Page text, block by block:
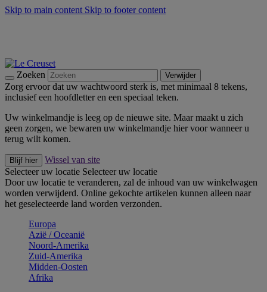
Skip to main content Skip to footer content
Zoeken Verwijder
Zorg ervoor dat uw wachtwoord sterk is, met minimaal 8 tekens,
inclusief een hoofdletter en een speciaal teken.
Uw winkelmandje is leeg op de nieuwe site. Maar maakt u zich
geen zorgen, we bewaren uw winkelmandje hier voor wanneer u
terug wilt komen.
Blijf hier
Wissel van site
Selecteer uw locatie Selecteer uw locatie
Door uw locatie te veranderen, zal de inhoud van uw winkelwagen
worden verwijderd. Online gekochte artikelen kunnen alleen naar
het geselecteerde land worden verzonden.
Europa
Aziё / Oceaniё
Noord-Amerika
Zuid-Amerika
Midden-Oosten
Afrika